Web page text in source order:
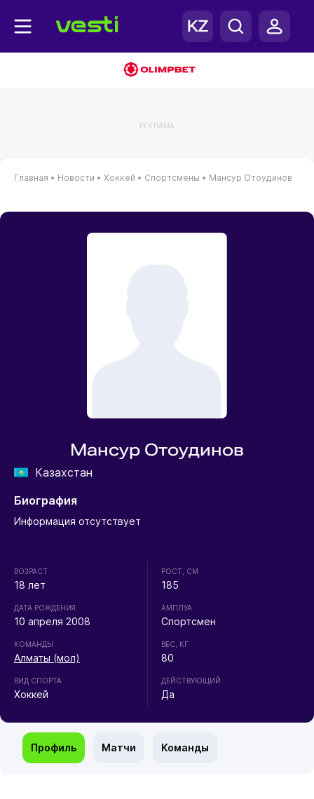
РЕКЛАМА
Главная • Новости • Хоккей • Спортсмены • Мансур Отоудинов
Мансур Отоудинов
Казахстан
Биография
Информация отсутствует
ВОЗРАСТ
18 лет
ДАТА РОЖДЕНИЯ
10 апреля 2008
КОМАНДЫ
Алматы (мол)
ВИД СПОРТА
Хоккей
РОСТ, СМ
185
АМПЛУА
Спортсмен
ВЕС, КГ
80
ДЕЙСТВУЮЩИЙ
Да
Профиль Матчи Команды